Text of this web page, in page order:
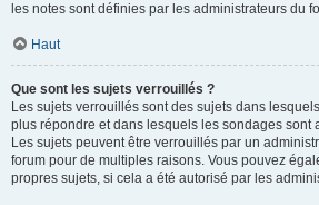
les notes sont définies par les administrateurs du
Haut
Que sont les sujets verrouillés ?
Les sujets verrouillés sont des sujets dans
plus répondre et dans lesquels les sondages sont
Les sujets peuvent être verrouillés par un
forum pour de multiples raisons. Vous pouvez
propres sujets, si cela a été autorisé par les